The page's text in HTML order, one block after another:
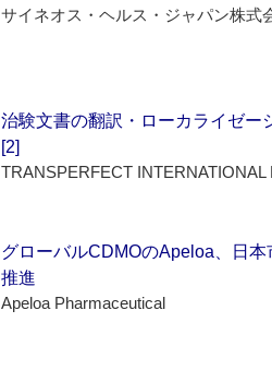
サイネオス・ヘルス・ジャパン株式
治験文書の翻訳・ローカライゼー
[2]
TRANSPERFECT INTERNATIONAL
グローバルCDMOのApeloa、日
推進
Apeloa Pharmaceutical